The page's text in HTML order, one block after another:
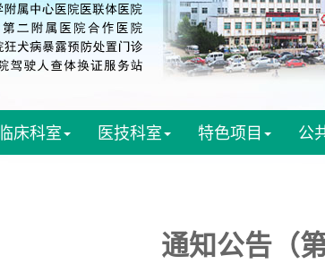
床科室 医技科室 特色项目 公
通知公告（第